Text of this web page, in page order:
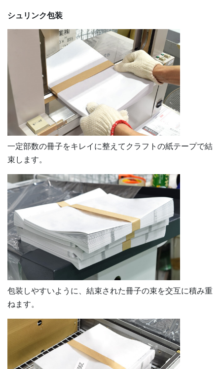
シュリンク包装
一定部数の冊子をキレイに整えてクラフトの紙テープで結
束します。
包装しやすいように、結束された冊子の束を交互に積み重
ねます。